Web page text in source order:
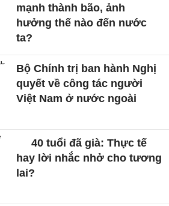
mạnh thành bão, ảnh
hưởng thế nào đến nước
ta?
Bộ Chính trị ban hành Nghị
quyết về công tác người
Việt Nam ở nước ngoài
40 tuổi đã già: Thực tế
hay lời nhắc nhở cho tương
lai?